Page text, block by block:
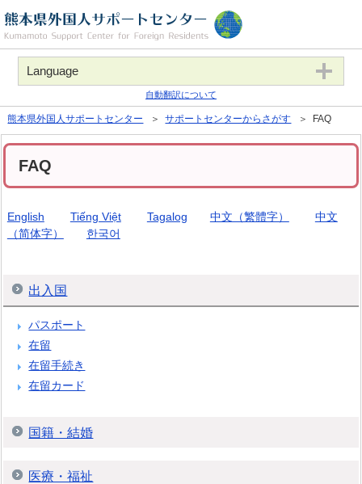
Language
自動翻訳について
熊本県外国人サポートセンター ＞サポートセンターからさがす ＞ FAQ
FAQ
English Tiếng Việt Tagalog 中文（繁體字）
中文
（简体字）
한국어
出入国
パスポート
在留
在留手続き
在留カード
国籍・結婚
医療・福祉